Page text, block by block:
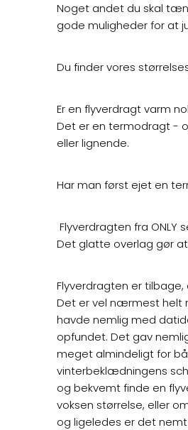
Noget andet du skal
gode muligheder for at
Du finder vores
Er en flyverdragt varm
Det er en termodragt -
eller lignende.
Har man først ejet en
Flyverdragten fra ONLY
Det glatte overlag gør
Flyverdragten er
Det er vel nærmest helt
havde nemlig med
opfundet. Det gav
meget almindeligt for
vinterbeklædningens
og bekvemt finde en
voksen størrelse, eller
og ligeledes er det